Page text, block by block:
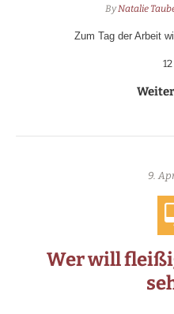
ByNatalie
Zum Tag der Arbeit
12
9.
Wer will